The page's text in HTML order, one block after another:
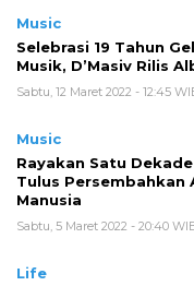
Music
Selebrasi 19 Tahun
Musik, D’Masiv Rilis
Sabtu, 12 Maret 2022 - 12:45
Music
Rayakan Satu
Tulus Persembahkan
Manusia
Sabtu, 5 Maret 2022 - 20:40
Life